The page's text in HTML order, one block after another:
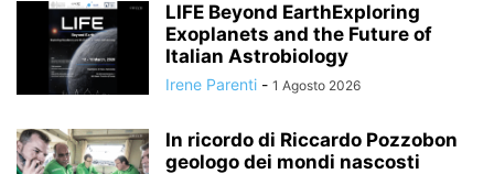
LIFE Beyond EarthExploring
Exoplanets and the Future of
Italian Astrobiology
Irene Parenti - 1 Agosto 2026
In ricordo di Riccardo Pozzobon
geologo dei mondi nascosti